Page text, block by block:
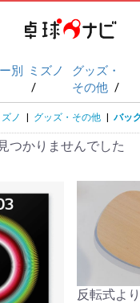
別 ミズノ
グッズ・
その他
ズノ グッズ・その他 バッ
つかりませんでした
反転式よ